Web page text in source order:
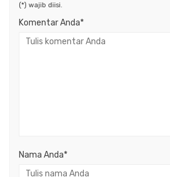
(*) wajib diisi.
Komentar Anda*
Nama Anda*